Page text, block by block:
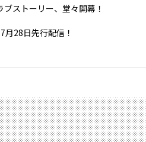
ストーリー、堂々開幕！
28日先行配信！